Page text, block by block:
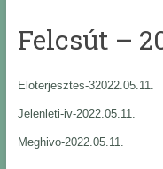
Felcsút –
Eloterjesztes-32022.05.11.
Jelenleti-iv-2022.05.11.
Meghivo-2022.05.11.